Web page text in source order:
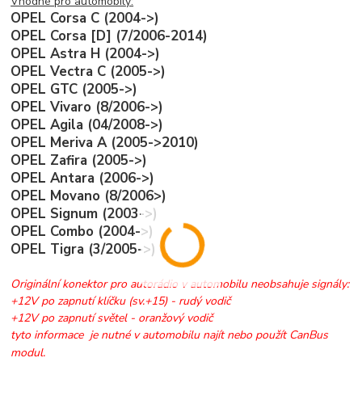
OPEL Corsa C (2004->)
OPEL Corsa [D] (7/2006-2014)
OPEL Astra H (2004->)
OPEL Vectra C (2005->)
OPEL GTC (2005->)
OPEL Vivaro (8/2006->)
OPEL Agila (04/2008->)
OPEL Meriva A (2005->2010)
OPEL Zafira (2005->)
OPEL Antara (2006->)
OPEL Movano (8/2006>)
OPEL Signum (2003->)
OPEL Combo (2004->)
OPEL Tigra (3/2005->)
Originální konektor pro autorádio v automobilu neobsahuje signály:
+12V po zapnutí klíčku (sv.+15) - rudý vodič
+12V po zapnutí světel - oranžový vodič
tyto informace je nutné v automobilu najít nebo použít CanBus
modul.